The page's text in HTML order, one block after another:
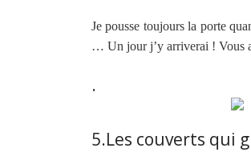
Je pousse toujours la porte
… Un jour j’y arriverai ! Vous
.
5.Les couverts qui